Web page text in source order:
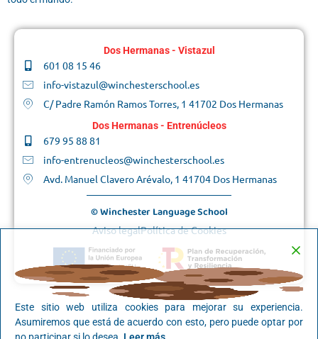
Dos Hermanas - Vistazul
601 08 15 46
info-vistazul@winchesterschool.es
C/ Padre Ramón Ramos Torres, 1 41702 Dos Hermanas
Dos Hermanas - Entrenúcleos
679 95 88 81
info-entrenucleos@winchesterschool.es
Avd. Manuel Clavero Arévalo, 1 41704 Dos Hermanas
© Winchester Language School
Aviso legalPolítica de Cookies
Este sitio web utiliza cookies para mejorar su experiencia.
Asumiremos que está de acuerdo con esto, pero puede optar por